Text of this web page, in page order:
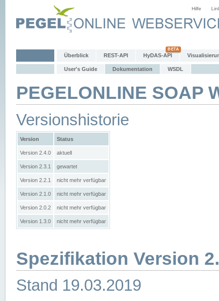
Hilfe
Überblick REST-API HyDAS-API
User's Guide Dokumentation WSDL
PEGELONLINE SOAP
Versionshistorie
Version Status
Version 2.4.0 aktuell
Version 2.3.1 gewartet
Version 2.2.1 nicht mehr verfügbar
Version 2.1.0 nicht mehr verfügbar
Version 2.0.2 nicht mehr verfügbar
Version 1.3.0 nicht mehr verfügbar
Spezifikation Version
Stand 19.03.2019